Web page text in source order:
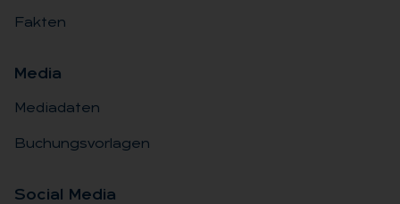
Fakten
Me­dia
Mediadaten
Buchungsvorlagen
So­ci­al Me­dia